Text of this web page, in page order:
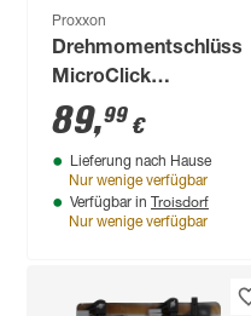
Proxxon
Drehmomentschlüssel
MicroClick
'Industrial' MC 200
Stahl 40 - 200 Nm
1/2"
89,99 €
Lieferung nach Hause
Nur wenige verfügbar
Verfügbar in Troisdorf
Nur wenige verfügbar